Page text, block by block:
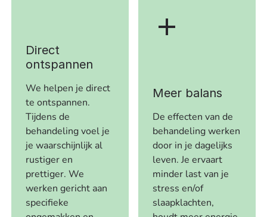
Direct
ontspannen
We helpen je direct
te ontspannen.
Tijdens de
behandeling voel je
je waarschijnlijk al
rustiger en
prettiger. We
werken gericht aan
specifieke
Meer balans
De effecten van de
behandeling werken
door in je dagelijks
leven. Je ervaart
minder last van je
stress en/of
slaapklachten,